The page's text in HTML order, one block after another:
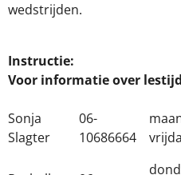
wedstrijden.
Instructie:
Voor informatie over
Sonja
Slagter
06-
10686664